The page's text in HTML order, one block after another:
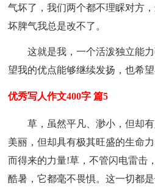
气坏了，我们两个都不理睬对方
坏脾气我总是改不了。
这就是我，一个活泼独立能
望我的优点能够继续发扬，也希
优秀写人作文400字 篇5
草，虽然平凡、渺小，但却
美丽，但却具有极其旺盛的生命
而得来的力量!草，不管闪电雷击
酷暑，它都毫不畏惧。这一切都